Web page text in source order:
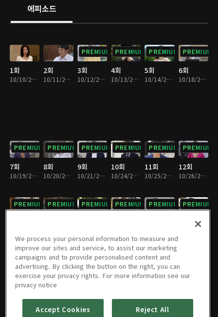
에피소드
1회
10/10/2022 • 31분
2회
10/11/2022 • 31분
PREMIUM
3회
10/12/2022 • 31분
PREMIUM
4회
10/13/2022 • 32분
PREMIUM
5회
10/14/2022 • 31분
PREMIUM
6회
10/18/2022 • 31분
PREMIUM
7회
10/19/2022 • 31분
PREMIUM
8회
10/20/2022 • 31분
PREMIUM
9회
10/21/2022 • 31분
PREMIUM
10회
10/24/2022 • 31분
PREMIUM
11회
10/25/2022 • 32분
PREMIUM
12회
10/26/2022 • 31분
PREMIUM PREMIUM PREMIUM PREMIUM PREMIUM PREMIUM
PREMIUM
19회
11/08/2022 • 32분
PREMIUM
20회
PREMIUM
21회
PREMIUM
22회
PREMIUM
23회 24회
We process your personal information to measure and
improve our sites and service, to assist our marketing
campaigns and to provide personalised content and
advertising. By clicking the button on the right, you can
exercise your privacy rights. For more information see our
privacy notice
Accept Cookies Reject All